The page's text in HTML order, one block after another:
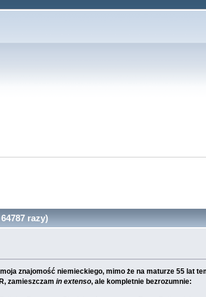
razy)
znajomość niemieckiego, mimo że na maturze 55 lat
zamieszczam in extenso, ale kompletnie bezrozumnie: